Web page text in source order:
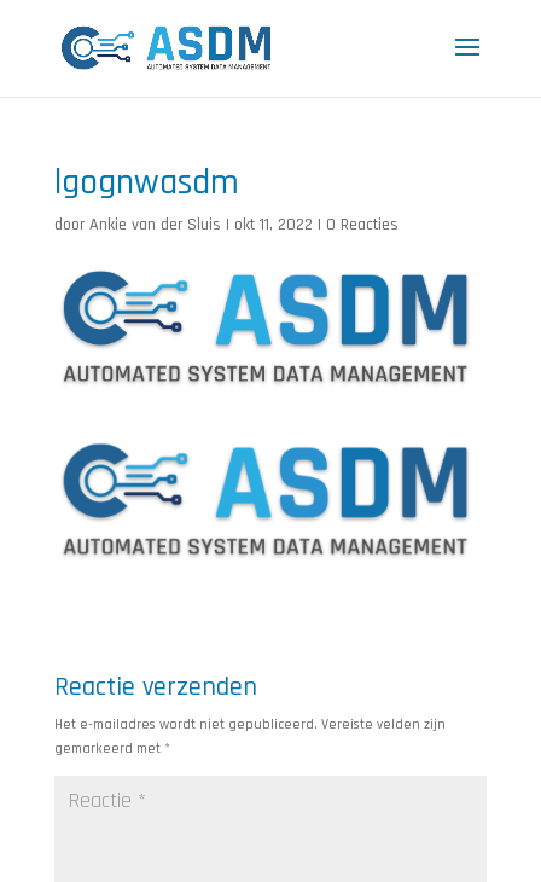
lgognwasdm
door Ankie van der Sluis | okt 11, 2022 | 0 Reacties
Reactie verzenden
Het e-mailadres wordt niet gepubliceerd. Vereiste velden zijn
gemarkeerd met *